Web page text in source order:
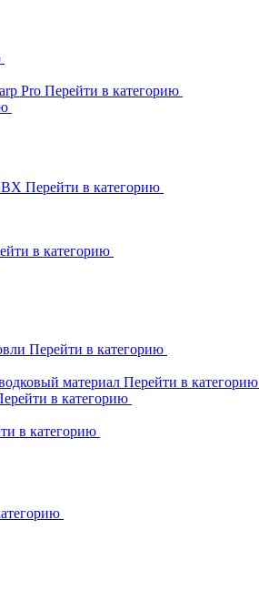
Pro Перейти в категорию
Перейти в категорию
в категорию
Перейти в категорию
материал Перейти в категорию
в категорию
в категорию